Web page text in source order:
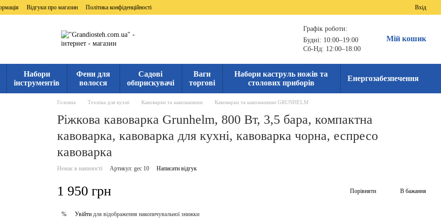
Відгуки про магазин Політика конфіденційності Вхід
Графік роботи:
Будні: 10:00–19:00
Сб-Нд: 12:00–18:00
Мій кошик
Набори
інструментів
Фени для
волосся
Садові
обприскувачі
Ваги
торгові
Набори каструль ножів та
столових приборів
Енергозабезпечення
Головна Техніка для кухні Кавоварки та кавомашини Кавоварки та кавомашини GRUNHELM
Ріжкова кавоварка Grunhelm, 800 Вт, 3,5 бара, компактна
кавоварка, кавоварка для кухні, кавоварка чорна, еспресо
кавоварка
Немає в наявності Артикул: gec 10 Написати відгук
1 950 грн Порівняти В бажання
% Увійтидля відображення накопичувальної знижки